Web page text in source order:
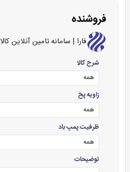
فروشنده
فارا | سامانه تامین آنلاین کالا
شرح کالا
زاویه پخ
ظرفیت پمپ باد
توضیحات